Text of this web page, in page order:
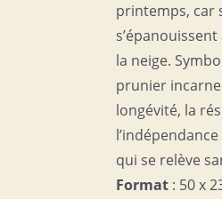
printemps, car
la neige.
prunier
longévité, la
qui se relève
Format : 50 x